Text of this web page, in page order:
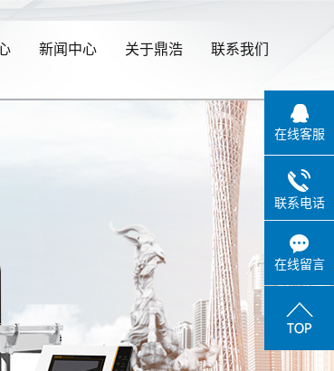
新闻中心 关于鼎浩 联系我们
在线客服
联系电话
在线留言